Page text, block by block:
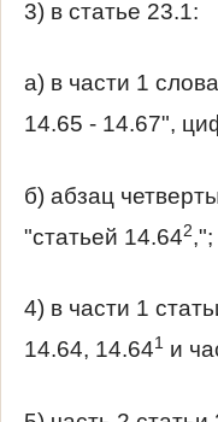
3) в статье 23.1:
а) в части 1
14.65 - 14.67",
б) абзац
"статьей 14.642,";
4) в части 1
14.64, 14.641и